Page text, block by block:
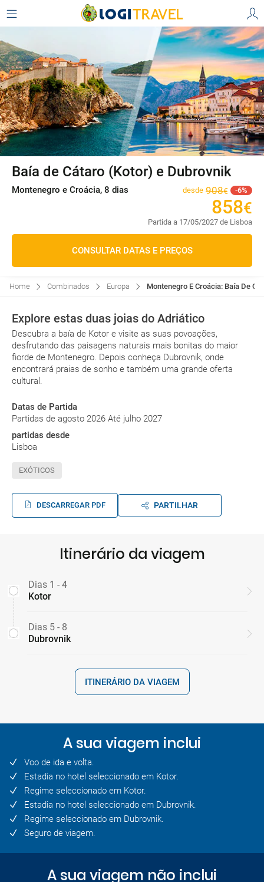
Baía de Cátaro (Kotor) e Dubrovnik
Montenegro e Croácia, 8 dias desde 908€ 6
858€
Partida a 17/05/2027 de Lisboa
CONSULTAR DATAS E PREÇOS
Home Combinados Europa Montenegro E Croácia: Baía De
Explore estas duas joias do Adriático
Descubra a baía de Kotor e visite as suas povoações,
desfrutando das paisagens naturais mais bonitas do maior
fiorde de Montenegro. Depois conheça Dubrovnik, onde
encontrará praias de sonho e também uma grande oferta
cultural.
Datas de Partida
Partidas de agosto 2026 Até julho 2027
partidas desde
Lisboa
EXÓTICOS
DESCARREGAR PDF PARTILHAR
Itinerário da viagem
Dias 1 - 4
Kotor
Dias 5 - 8
Dubrovnik
ITINERÁRIO DA VIAGEM
A sua viagem inclui
Voo de ida e volta.
Estadia no hotel seleccionado em Kotor.
Regime seleccionado em Kotor.
Estadia no hotel seleccionado em Dubrovnik.
Regime seleccionado em Dubrovnik.
Seguro de viagem.
A sua viagem não inclui